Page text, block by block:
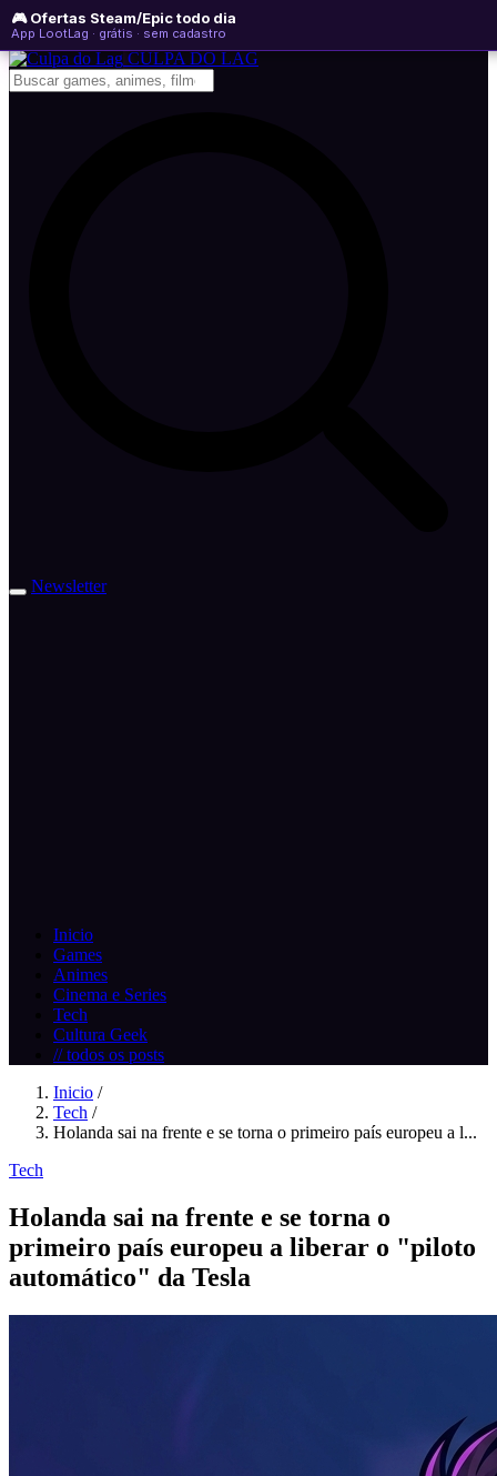
🎮 Ofertas Steam/Epic todo dia
App LootLag · grátis · sem cadastro
domingo, 09 de agosto de 2026 WhatsApp
Newsletter
CULPA DO LAG
Newsletter
Inicio
Games
Animes
Cinema e Series
Tech
Cultura Geek
// todos os posts
Inicio /
Tech /
Holanda sai na frente e se torna o primeiro país europeu a l...
Tech
Holanda sai na frente e se torna o
primeiro país europeu a liberar o "piloto
automático" da Tesla